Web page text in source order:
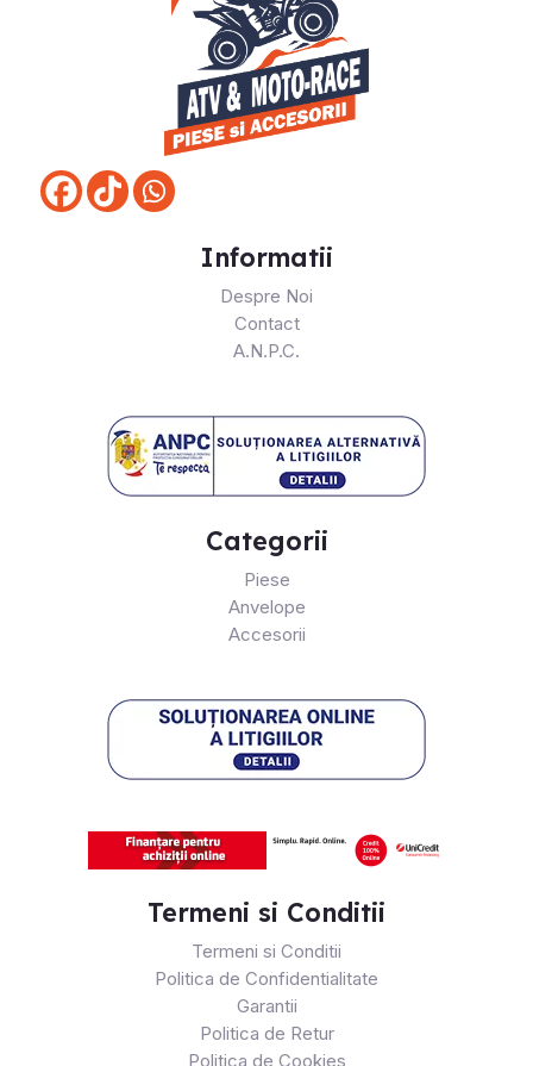
Informatii
Despre Noi
Contact
A.N.P.C.
Categorii
Piese
Anvelope
Accesorii
Termeni si Conditii
Termeni si Conditii
Politica de Confidentialitate
Garantii
Politica de Retur
Politica de Cookies